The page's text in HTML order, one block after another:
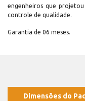
engenheiros que
controle de qualidade.
Garantia de 06 meses.
Dimensões do